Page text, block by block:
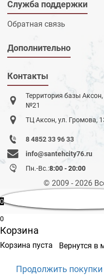
Служба поддержки
Обратная связь
Дополнительно
Контакты
Территория базы
№21
ТЦ Аксон, ул. Громова,
8 4852 33 96 33
info@santehcity76.ru
Пн.-Вс.:8:00 - 20:00
© 2009 - 2026
0
0
Корзина
Корзина пуста Вернутся в
Продолжить покупки